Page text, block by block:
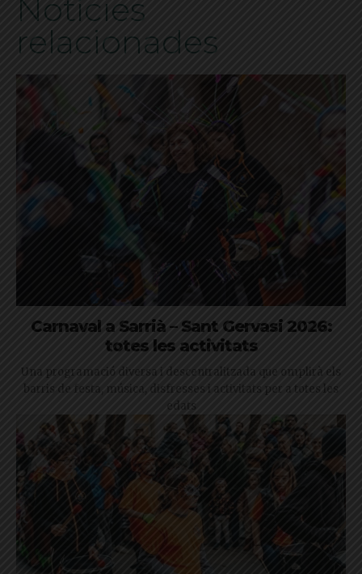
Notícies
relacionades
Carnaval a Sarrià – Sant Gervasi 2026:
totes les activitats
Una programació diversa i descentralitzada que omplirà els
barris de festa, música, disfresses i activitats per a totes les
edats